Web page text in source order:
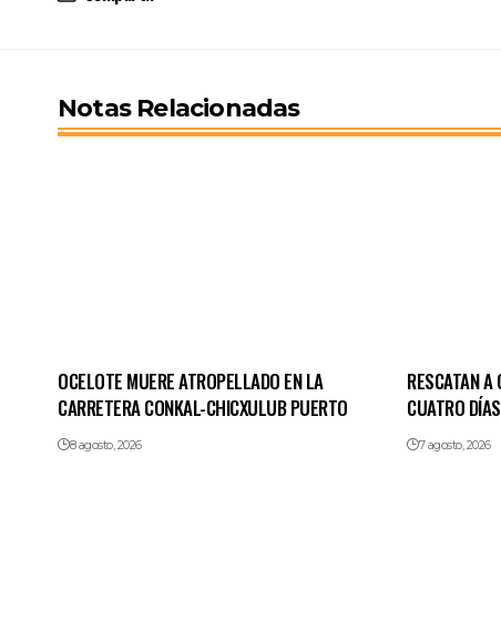
Notas Relacionadas
OCELOTE MUERE ATROPELLADO EN LA
CARRETERA CONKAL-CHICXULUB PUERTO
8 agosto, 2026
RESCATAN A
CUATRO
7 agosto, 2026